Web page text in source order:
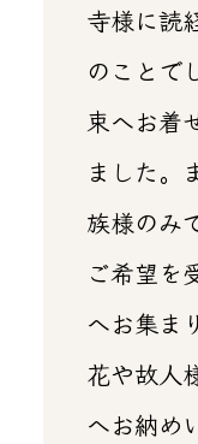
寺様に読
のことで
束へお着
ました。
族様のみ
ご希望を
へお集ま
花や故人
へお納め